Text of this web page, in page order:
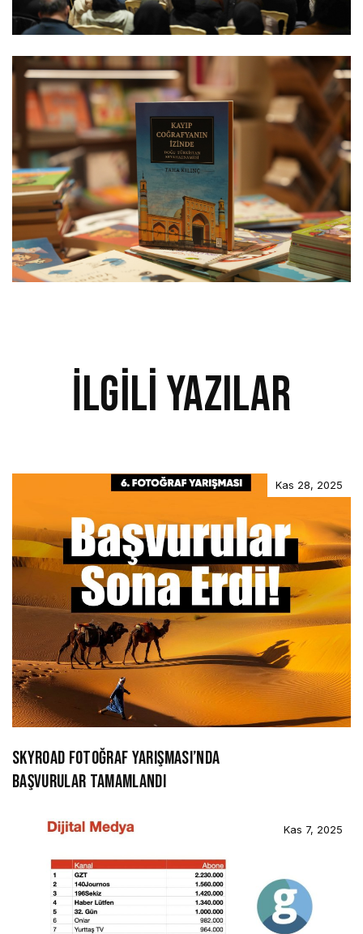
İlgili Yazılar
Kas 28, 2025
SKYROAD FOTOĞRAF YARIŞMASI’NDA
BAŞVURULAR TAMAMLANDI
Kas 7, 2025